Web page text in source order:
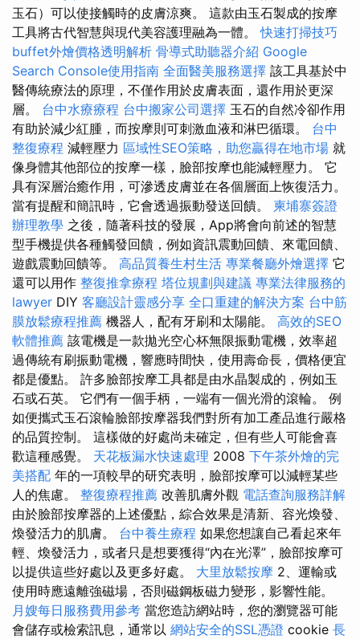
玉石）可以使接觸時的皮膚涼爽。 這款由玉石製成的按摩
工具將古代智慧與現代美容護理融為一體。快速打掃技巧
buffet外燴價格透明解析 骨導式助聽器介紹 Google
Search Console使用指南 全面醫美服務選擇 該工具基於中
醫傳統療法的原理，不僅作用於皮膚表面，還作用於更深
層。 台中水療療程 台中搬家公司選擇 玉石的自然冷卻作用
有助於減少紅腫，而按摩則可刺激血液和淋巴循環。 台中
整復療程 減輕壓力 區域性SEO策略，助您贏得在地市場 就
像身體其他部位的按摩一樣，臉部按摩也能減輕壓力。 它
具有深層治癒作用，可滲透皮膚並在各個層面上恢復活力。
當有提醒和簡訊時，它會透過振動發送回饋。 柬埔寨簽證
辦理教學 之後，隨著科技的發展，App將會向前述的智慧
型手機提供各種觸發回饋，例如資訊震動回饋、來電回饋、
遊戲震動回饋等。 高品質養生村生活 專業餐廳外燴選擇 它
還可以用作 整復推拿療程 塔位規劃與建議 專業法律服務的
lawyer DIY 客廳設計靈感分享 全口重建的解決方案 台中筋
膜放鬆療程推薦 機器人，配有牙刷和太陽能。 高效的SEO
軟體推薦 該電機是一款拋光空心杯無限振動電機，效率超
過傳統有刷振動電機，響應時間快，使用壽命長，價格便宜
都是優點。 許多臉部按摩工具都是由水晶製成的，例如玉
石或石英。 它們有一個手柄，一端有一個光滑的滾輪。 例
如便攜式玉石滾輪臉部按摩器我們對所有加工產品進行嚴格
的品質控制。 這樣做的好處尚未確定，但有些人可能會喜
歡這種感覺。 天花板漏水快速處理 2008 下午茶外燴的完
美搭配 年的一項較早的研究表明，臉部按摩可以減輕某些
人的焦慮。 整復療程推薦 改善肌膚外觀 電話查詢服務詳解
由於臉部按摩器的上述優點，綜合效果是清新、容光煥發、
煥發活力的肌膚。 台中養生療程 如果您想讓自己看起來年
輕、煥發活力，或者只是想要獲得“內在光澤”，臉部按摩可
以提供這些好處以及更多好處。 大里放鬆按摩 2、運輸或
使用時應遠離強磁場，否則磁鋼板磁力變形，影響性能。
月嫂每日服務費用參考 當您造訪網站時，您的瀏覽器可能
會儲存或檢索訊息，通常以 網站安全的SSL憑證 cookie 長